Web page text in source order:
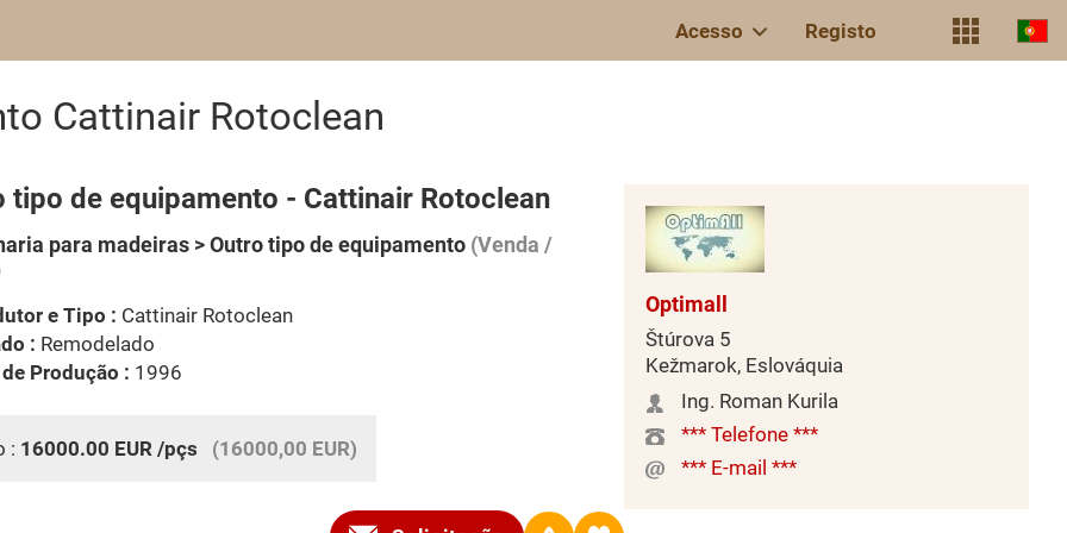
Acesso Registo
Cattinair Rotoclean
tipo de equipamento - Cattinair Rotoclean
para madeiras > Outro tipo de equipamento (Venda /
e Tipo : Cattinair Rotoclean
: Remodelado
Produção : 1996
: 16000.00 EUR /pçs (16000,00 EUR)
Optimall
Štúrova 5
Kežmarok, Eslováquia
Ing. Roman Kurila
*** Telefone ***
*** E-mail ***